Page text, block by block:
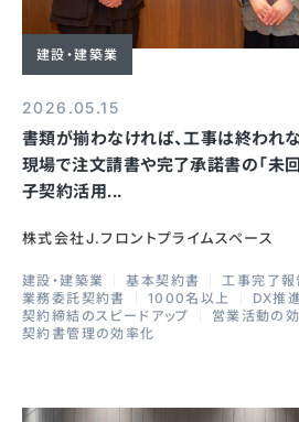
建設・建築業
2026.05.15
書類が揃わなければ、工事は終われ
現場で注文請書や完了承諾書の「未
子契約活用...
株式会社J.フロントプライムスペース
建設・建築業 基本契約書
工事完了報
業務委託契約書
1000名以上
DX推
契約締結のスピードアップ
営業活動の
契約書管理の効率化